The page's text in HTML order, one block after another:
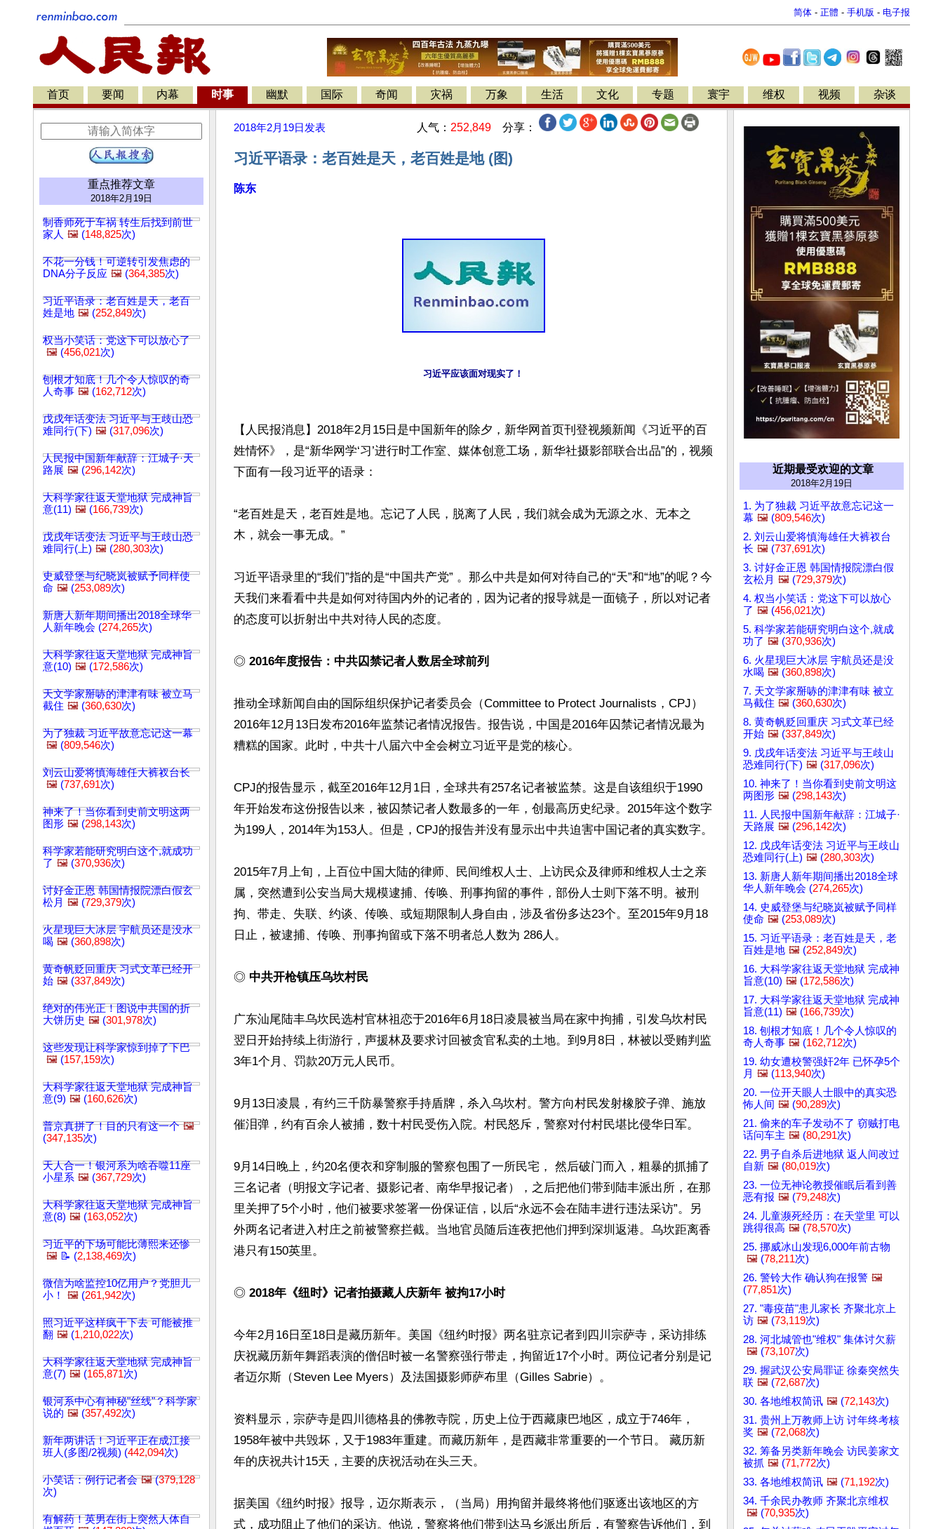
简体 - 正體 - 手机版 - 电子报
首页 要闻 内幕 时事 幽默 国际 奇闻 灾祸 万象 生活 文化 专题 寰宇 维权 视频 杂谈
重点推荐文章
2018年2月19日
制香师死于车祸 转生后找到前世
家人 🖼️ (148,825次)
不花一分钱！可逆转引发焦虑的
DNA分子反应 🖼️ (364,385次)
习近平语录：老百姓是天，老百
姓是地 🖼️ (252,849次)
权当小笑话：党这下可以放心了
🖼️ (456,021次)
刨根才知底！几个令人惊叹的奇
人奇事 🖼️ (162,712次)
戊戌年话变法 习近平与王歧山恐
难同行(下) 🖼️ (317,096次)
人民报中国新年献辞：江城子·天
路展 🖼️ (296,142次)
大科学家往返天堂地狱 完成神旨
意(11) 🖼️ (166,739次)
戊戌年话变法 习近平与王歧山恐
难同行(上) 🖼️ (280,303次)
史威登堡与纪晓岚被赋予同样使
命 🖼️ (253,089次)
新唐人新年期间播出2018全球华
人新年晚会 (274,265次)
大科学家往返天堂地狱 完成神旨
意(10) 🖼️ (172,586次)
天文学家掰哧的津津有味 被立马
截住 🖼️ (360,630次)
为了独裁 习近平故意忘记这一幕
🖼️ (809,546次)
刘云山爱将慎海雄任大裤衩台长
🖼️ (737,691次)
神来了！当你看到史前文明这两
图形 🖼️ (298,143次)
科学家若能研究明白这个,就成功
了 🖼️ (370,936次)
讨好金正恩 韩国情报院漂白假玄
松月 🖼️ (729,379次)
火星现巨大冰层 宇航员还是没水
喝 🖼️ (360,898次)
黄奇帆贬回重庆 习式文革已经开
始 🖼️ (337,849次)
绝对的伟光正！图说中共国的折
大饼历史 🖼️ (301,978次)
这些发现让科学家惊到掉了下巴
🖼️ (157,159次)
大科学家往返天堂地狱 完成神旨
意(9) 🖼️ (160,626次)
普京真拼了！目的只有这一个 🖼️
(347,135次)
天人合一！银河系为啥吞噬11座
小星系 🖼️ (367,729次)
大科学家往返天堂地狱 完成神旨
意(8) 🖼️ (163,052次)
习近平的下场可能比薄熙来还惨
🖼️ 📝 (2,138,469次)
微信为啥监控10亿用户？党胆儿
小！
🖼️ (261,942次)
照习近平这样疯干下去 可能被推
翻 🖼️ (1,210,022次)
大科学家往返天堂地狱 完成神旨
意(7) 🖼️ (165,871次)
银河系中心有神秘"丝线"？科学家
说的 🖼️ (357,492次)
新年两讲话！习近平正在成江接
班人(多图/2视频) (442,094次)
小笑话：例行记者会 🖼️(379,128
次)
有解药！英男在街上突然人体自
2018年2月19日 发表 人气： 252,849 分享：
习近平语录：老百姓是天，老百姓是地 (图)
陈东
习近平应该面对现实了！
【人民报消息】2018年2月15日是中国新年的除夕，新华网首页刊登视频新闻《习近平的百
姓情怀》，是“新华网学‘习’进行时工作室、媒体创意工场，新华社摄影部联合出品”的，视频
下面有一段习近平的语录：
“老百姓是天，老百姓是地。忘记了人民，脱离了人民，我们就会成为无源之水、无本之
木，就会一事无成。”
习近平语录里的“我们”指的是“中国共产党” 。那么中共是如何对待自己的“天”和“地”的呢？今
天我们来看看中共是如何对待国内外的记者的，因为记者的报导就是一面镜子，所以对记者
的态度可以折射出中共对待人民的态度。
◎ 2016年度报告：中共囚禁记者人数居全球前列
推动全球新闻自由的国际组织保护记者委员会（Committee to Protect Journalists，CPJ）
2016年12月13日发布2016年监禁记者情况报告。报告说，中国是2016年囚禁记者情况最为
糟糕的国家。此时，中共十八届六中全会树立习近平是党的核心。
CPJ的报告显示，截至2016年12月1日，全球共有257名记者被监禁。这是自该组织于1990
年开始发布这份报告以来，被囚禁记者人数最多的一年，创最高历史纪录。2015年这个数字
为199人，2014年为153人。但是，CPJ的报告并没有显示出中共迫害中国记者的真实数字。
2015年7月上旬，上百位中国大陆的律师、民间维权人士、上访民众及律师和维权人士之亲
属，突然遭到公安当局大规模逮捕、传唤、刑事拘留的事件，部份人士则下落不明。被刑
拘、带走、失联、约谈、传唤、或短期限制人身自由，涉及省份多达23个。至2015年9月18
日止，被逮捕、传唤、刑事拘留或下落不明者总人数为 286人。
◎ 中共开枪镇压乌坎村民
广东汕尾陆丰乌坎民选村官林祖恋于2016年6月18日凌晨被当局在家中拘捕，引发乌坎村民
翌日开始持续上街游行，声援林及要求讨回被贪官私卖的土地。到9月8日，林被以受贿判监
3年1个月、罚款20万元人民币。
9月13日凌晨，有约三千防暴警察手持盾牌，杀入乌坎村。警方向村民发射橡胶子弹、施放
催泪弹，约有百余人被捕，数十村民受伤入院。村民怒斥，警察对付村民堪比侵华日军。
9月14日晚上，约20名便衣和穿制服的警察包围了一所民宅， 然后破门而入，粗暴的抓捕了
三名记者（明报文字记者、摄影记者、南华早报记者），之后把他们带到陆丰派出所，在那
里关押了5个小时，他们被要求签署一份保证信，以后“永远不会在陆丰进行违法采访”。另
外两名记者进入村庄之前被警察拦截。当地官员随后连夜把他们押到深圳返港。乌坎距离香
港只有150英里。
◎ 2018年《纽时》记者拍摄藏人庆新年 被拘17小时
今年2月16日至18日是藏历新年。美国《纽约时报》两名驻京记者到四川宗萨寺，采访排练
庆祝藏历新年舞蹈表演的僧侣时被一名警察强行带走，拘留近17个小时。两位记者分别是记
者迈尔斯（Steven Lee Myers）及法国摄影师萨布里（Gilles Sabrie）。
资料显示，宗萨寺是四川德格县的佛教寺院，历史上位于西藏康巴地区，成立于746年，
1958年被中共毁坏，又于1983年重建。而藏历新年，是西藏非常重要的一个节日。 藏历新
年的庆祝共计15天，主要的庆祝活动在头三天。
据美国《纽约时报》报导，迈尔斯表示，（当局）用拘留并最终将他们驱逐出该地区的方
式，成功阻止了他们的采访。他说，警察将他们带到达马乡派出所后，有警察告诉他们，到
近期最受欢迎的文章
2018年2月19日
1. 为了独裁 习近平故意忘记这一
幕 🖼️ (809,546次)
2. 刘云山爱将慎海雄任大裤衩台
长 🖼️ (737,691次)
3. 讨好金正恩 韩国情报院漂白假
玄松月 🖼️ (729,379次)
4. 权当小笑话：党这下可以放心
了 🖼️ (456,021次)
5. 科学家若能研究明白这个,就成
功了 🖼️ (370,936次)
6. 火星现巨大冰层 宇航员还是没
水喝 🖼️ (360,898次)
7. 天文学家掰哧的津津有味 被立
马截住 🖼️ (360,630次)
8. 黄奇帆贬回重庆 习式文革已经
开始 🖼️ (337,849次)
9. 戊戌年话变法 习近平与王歧山
恐难同行(下) 🖼️ (317,096次)
10. 神来了！当你看到史前文明这
两图形 🖼️ (298,143次)
11. 人民报中国新年献辞：江城子·
天路展 🖼️ (296,142次)
12. 戊戌年话变法 习近平与王歧山
恐难同行(上) 🖼️ (280,303次)
13. 新唐人新年期间播出2018全球
华人新年晚会 (274,265次)
14. 史威登堡与纪晓岚被赋予同样
使命 🖼️ (253,089次)
15. 习近平语录：老百姓是天，老
百姓是地 🖼️ (252,849次)
16. 大科学家往返天堂地狱 完成神
旨意(10) 🖼️ (172,586次)
17. 大科学家往返天堂地狱 完成神
旨意(11) 🖼️ (166,739次)
18. 刨根才知底！几个令人惊叹的
奇人奇事 🖼️ (162,712次)
19. 幼女遭校警强奸2年 已怀孕5个
月 🖼️ (113,940次)
20. 一位开天眼人士眼中的真实恐
怖人间 🖼️ (90,289次)
21. 偷来的车子发动不了 窃贼打电
话问车主 🖼️ (80,291次)
22. 男子自杀后进地狱 返人间改过
自新 🖼️ (80,019次)
23. 一位无神论教授催眠后看到善
恶有报 🖼️ (79,248次)
24. 儿童濒死经历：在天堂里 可以
跳得很高 🖼️ (78,570次)
25. 挪威冰山发现6,000年前古物
🖼️ (78,211次)
26. 警铃大作 确认狗在报警 🖼️
(77,851次)
27. "毒疫苗"患儿家长 齐聚北京上
访 🖼️ (73,119次)
28. 河北城管也"维权" 集体讨欠薪
🖼️ (73,107次)
29. 握武汉公安局罪证 徐秦突然失
联 🖼️ (72,687次)
30. 各地维权简讯 🖼️ (72,143次)
31. 贵州上万教师上访 讨年终考核
奖 🖼️ (72,068次)
32. 筹备另类新年晚会 访民姜家文
被抓 🖼️ (71,772次)
33. 各地维权简讯 🖼️ (71,192次)
34. 千余民办教师 齐聚北京维权
🖼️ (70,935次)